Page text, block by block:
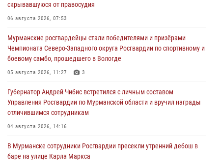
скрывавшуюся от правосудия
06 августа 2026, 07:53
Мурманские росгвардейцы стали победителями и призёрами
Чемпионата Северо-Западного округа Росгвардии по спортивному и
боевому самбо, прошедшего в Вологде
05 августа 2026, 11:27 3
Губернатор Андрей Чибис встретился с личным составом
Управления Росгвардии по Мурманской области и вручил награды
отличившимся сотрудникам
04 августа 2026, 14:16
В Мурманске сотрудники Росгвардии пресекли утренний дебош в
баре на улице Карла Маркса